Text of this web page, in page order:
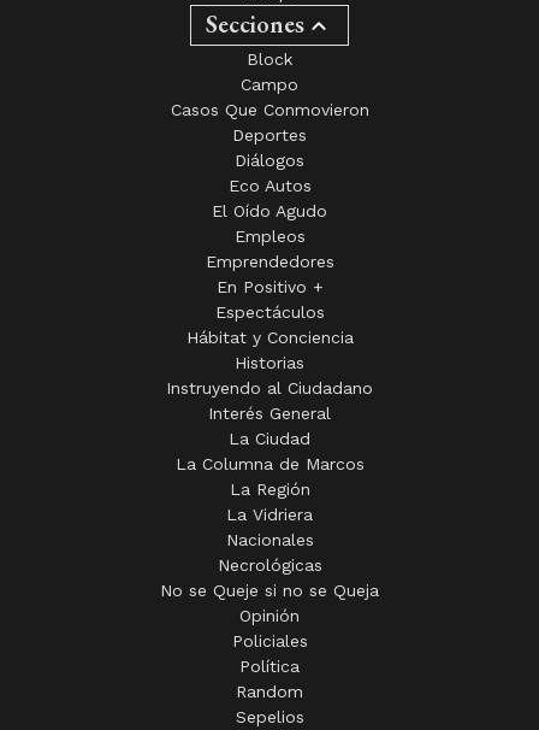
Secciones
Block
Campo
Casos Que Conmovieron
Deportes
Diálogos
Eco Autos
El Oído Agudo
Empleos
Emprendedores
En Positivo +
Espectáculos
Hábitat y Conciencia
Historias
Instruyendo al Ciudadano
Interés General
La Ciudad
La Columna de Marcos
La Región
La Vidriera
Nacionales
Necrológicas
No se Queje si no se Queja
Opinión
Policiales
Política
Random
Sepelios